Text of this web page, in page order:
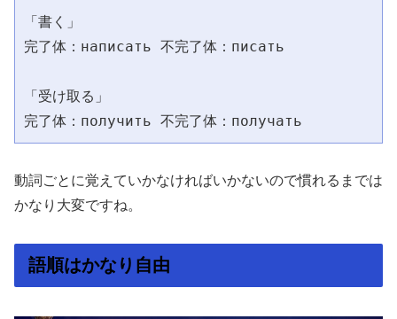
「書く」
完了体：написать 不完了体：писать
「受け取る」
完了体：получить 不完了体：получать
動詞ごとに覚えていかなければいかないので慣れるまでは
かなり大変ですね。
語順はかなり自由